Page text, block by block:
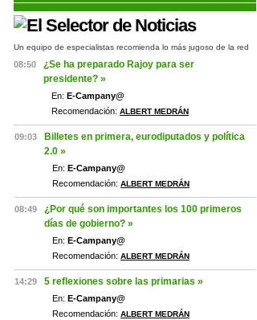
Un equipo de especialistas recomienda lo más jugoso de la red
08:50
¿Se ha preparado Rajoy para ser
presidente? »
En: E-Campany@
Recomendación: ALBERT MEDRÁN
09:03
Billetes en primera, eurodiputados y política
2.0 »
En: E-Campany@
Recomendación: ALBERT MEDRÁN
08:49
¿Por qué son importantes los 100 primeros
días de gobierno? »
En: E-Campany@
Recomendación: ALBERT MEDRÁN
14:29 5 reflexiones sobre las primarias »
En: E-Campany@
Recomendación: ALBERT MEDRÁN